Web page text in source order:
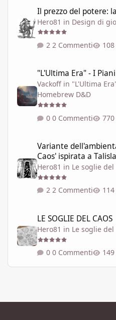
Il prezzo del potere:
Hero81 in Design di
2 Commenti
"L'Ultima Era" - I
Vackoff in "L'Ultima
Homebrew D&D
0 Commenti
Variante
Caos' ispirata a
Hero81 in Le soglie del
2 Commenti
LE SOGLIE DEL CAOS
Hero81 in Le soglie del
0 Commenti